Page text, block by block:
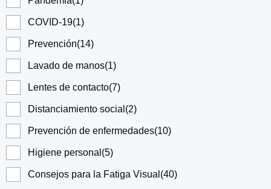
COVID-19(1)
Prevención(14)
Lavado de manos(1)
Lentes de contacto(7)
Distanciamiento social (2)
Prevención de enfermedades(10)
Higiene personal (5)
Consejos para la Fatiga Visual (40)